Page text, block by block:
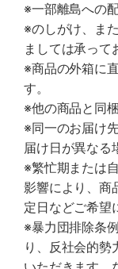
※一部離島への
※のしがけ、ま
ましては承って
※商品の外箱に
す。
※他の商品と同
※同一のお届け
届け日が異なる
※繁忙期または
影響により、商
定日などご希望
※暴力団排除条
り、反社会的勢